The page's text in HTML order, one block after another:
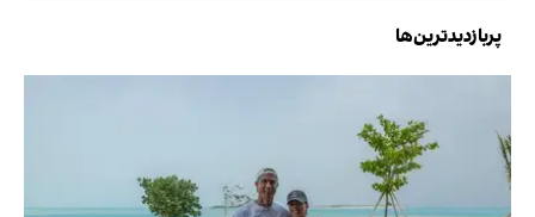
پربازدیدترین‌ها